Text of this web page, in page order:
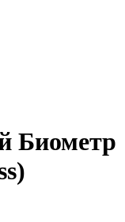
Биометр